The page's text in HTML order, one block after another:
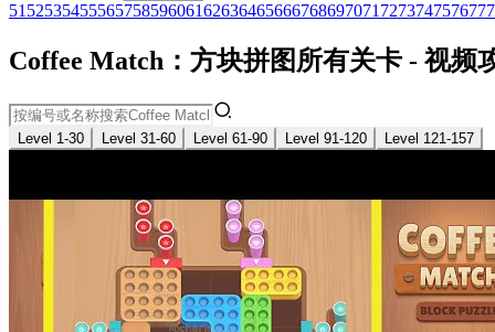
51 5253545556575859606162636465666768697071 727374757677
Coffee Match：方块拼图所有关卡 - 视频
Level 1-30 Level 31-60 Level 61-90 Level 91-120 Level 121-157